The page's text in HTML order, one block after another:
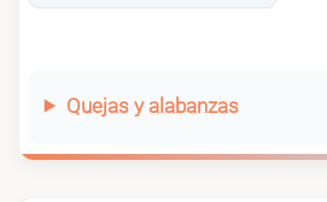
Quejas y alabanzas